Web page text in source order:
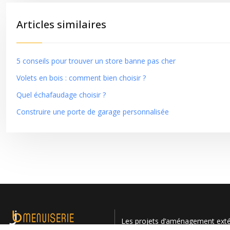
Articles similaires
5 conseils pour trouver un store banne pas cher
Volets en bois : comment bien choisir ?
Quel échafaudage choisir ?
Construire une porte de garage personnalisée
Les projets d’aménagement